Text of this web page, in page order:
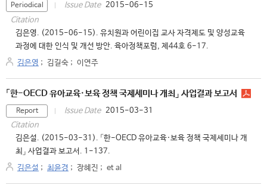
Periodical Issue Date 2015-06-15
Citation
김은영. (2015-06-15). 유치원과 어린이집 교사 자격제도 및 양성교육
과정에 대한 인식 및 개선 방안. 육아정책포럼, 제44호 6-17.
김은영 ; 김길숙 ; 이연주
「한-OECD 유아교육·보육 정책 국제세미나 개최」 사업결과 보고서
Report Issue Date 2015-03-31
Citation
김은설. (2015-03-31). 「한-OECD 유아교육·보육 정책 국제세미나 개
최」 사업결과 보고서. 1-137.
김은설 ; 최윤경 ; 장혜진 ; et al